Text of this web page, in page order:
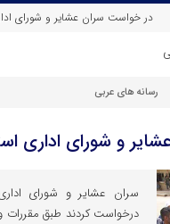
در خواست سران عشایر و شورای
رسانه های عربی
و شورای اداری
سران عشایر و شورای
درخواست کردند طبق مقررات